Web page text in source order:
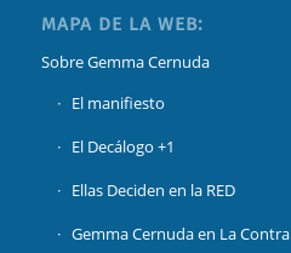
MAPA DE LA WEB:
Sobre Gemma Cernuda
El manifiesto
El Decálogo +1
Ellas Deciden en la RED
Gemma Cernuda en La Contra